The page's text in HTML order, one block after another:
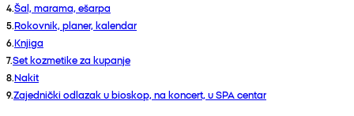
4.Šal, marama, ešarpa
5.Rokovnik, planer, kalendar
6.Knjiga
7.Set kozmetike za kupanje
8.Nakit
9.Zajednički odlazak u bioskop, na koncert, u SPA centar